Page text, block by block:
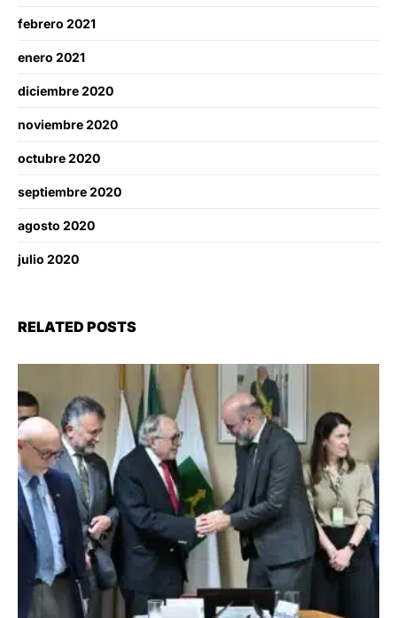
febrero 2021
enero 2021
diciembre 2020
noviembre 2020
octubre 2020
septiembre 2020
agosto 2020
julio 2020
RELATED POSTS